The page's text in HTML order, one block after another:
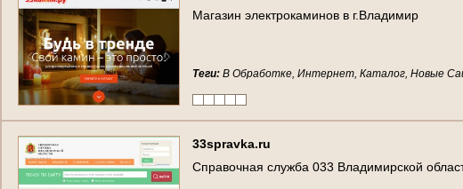
Магазин электрокаминов в г.Владимир
Теги: В Обработке, Интернет, Каталог, Новые
33spravka.ru
Справочная служба 033 Владимирской облас